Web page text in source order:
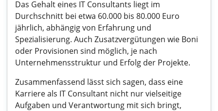
Das Gehalt eines IT Consultants liegt im
Durchschnitt bei etwa 60.000 bis 80.000 Euro
jährlich, abhängig von Erfahrung und
Spezialisierung. Auch Zusatzvergütungen wie Boni
oder Provisionen sind möglich, je nach
Unternehmensstruktur und Erfolg der Projekte.
Zusammenfassend lässt sich sagen, dass eine
Karriere als IT Consultant nicht nur vielseitige
Aufgaben und Verantwortung mit sich bringt,